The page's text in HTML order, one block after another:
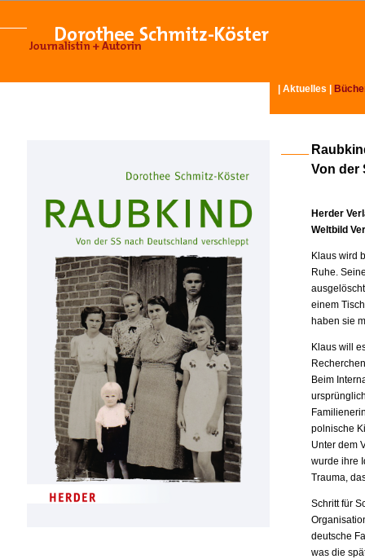
Aktuelles
Von der
Herder
Weltbild
Klaus wird
Ruhe.
einem
haben sie
Klaus will
Beim
polnische
Unter dem
wurde ihre
Trauma,
Schritt für
deutsche
was die